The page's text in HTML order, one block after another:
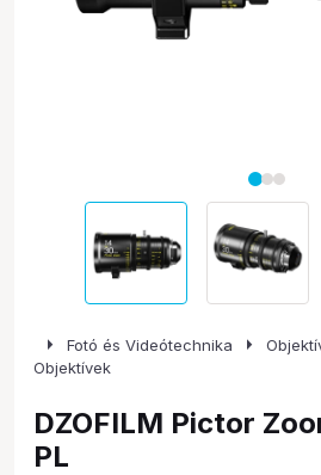
arrow_right Fotó és Videótechnika arrow_right
Objektívek
DZOFILM Pictor
PL